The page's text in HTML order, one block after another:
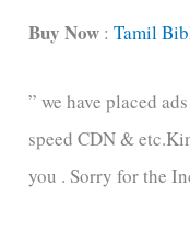
t
g
o
r
Buy Now :Tamil
” we have placed
speed CDN &
you . Sorry for the